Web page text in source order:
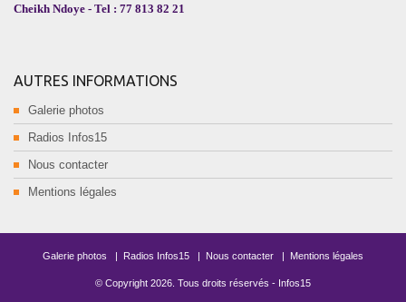
Cheikh Ndoye - Tel : 77 813 82 21
AUTRES INFORMATIONS
Galerie photos
Radios Infos15
Nous contacter
Mentions légales
Galerie photos | Radios Infos15 | Nous contacter | Mentions légales
© Copyright 2026 . Tous droits réservés - Infos15